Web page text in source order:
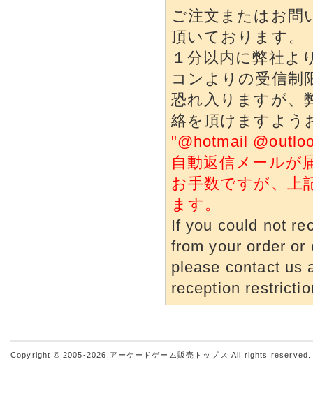
ご注文またはお問
頂いております。
１分以内に弊社よ
コンよりの受信制
恐れ入りますが、
絡を頂けますよう
"@hotmail
自動返信メールが
お手数ですが、上
ます。
If you could not
from your order or
please contact us
reception
Copyright © 2005-2026 アーケードゲーム販売トップス All rights reserved.